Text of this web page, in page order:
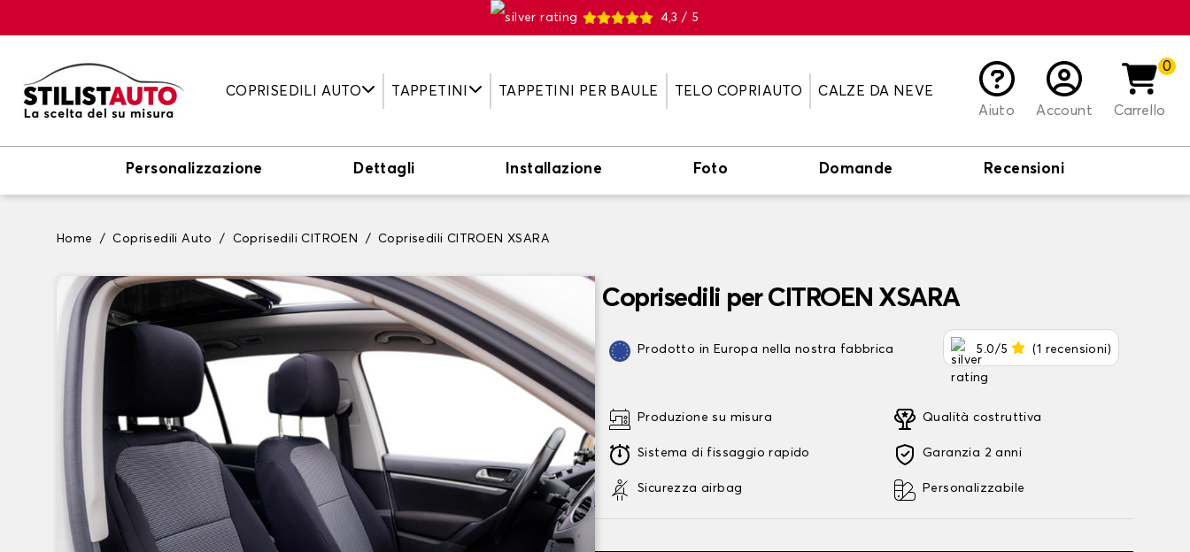
4,3 / 5
COPRISEDILI AUTO TAPPETINI TAPPETINI PER BAULE TELO COPRIAUTO
CALZE DA NEVE
Aiuto
Account
0
Carrello
Personalizzazione Dettagli Installazione Foto Domande Recensioni
Home Coprisedili Auto Coprisedili CITROEN Coprisedili CITROEN XSARA
Coprisedili per CITROEN XSARA
Prodotto in Europa nella nostra fabbrica 5.0/5 (1 recensioni)
Produzione su misura
Sistema di fissaggio rapido
Sicurezza airbag
Qualità costruttiva
Garanzia 2 anni
Personalizzabile